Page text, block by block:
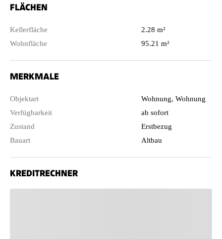
FLÄCHEN
Kellerfläche
2.28 m²
Wohnfläche
95.21 m²
MERKMALE
Objektart
Wohnung, Wohnung
Verfügbarkeit
ab sofort
Zustand
Erstbezug
Bauart
Altbau
KREDITRECHNER